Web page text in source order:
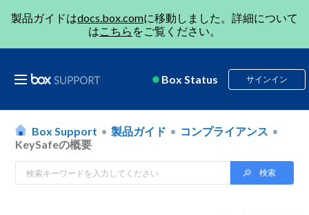
製品ガイドはdocs.box.comに移動しました。詳細について
はこちら をご覧ください。
Box Status サインイン
Box Support 製品ガイド
コンプライアンス
KeySafeの概要